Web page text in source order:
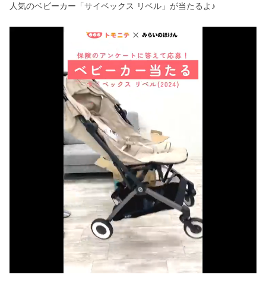
人気のベビーカー「サイベックス リベル」が当たるよ♪